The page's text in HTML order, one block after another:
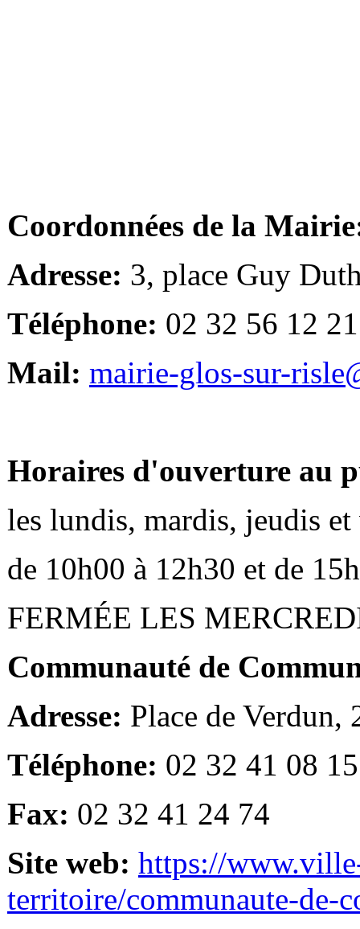
Coordonnées de la
Adresse: 3, place Guy
Téléphone: 02 32 56 12 21
Mail: mairie-glos-sur-
Horaires d'ouverture au
les lundis, mardis, jeudis et
de 10h00 à 12h30 et de
FERMÉE LES
Communauté de
Adresse: Place de Verdun,
Téléphone: 02 32 41 08 15
Fax: 02 32 41 24 74
Site web: https://
territoire/communaute-de-